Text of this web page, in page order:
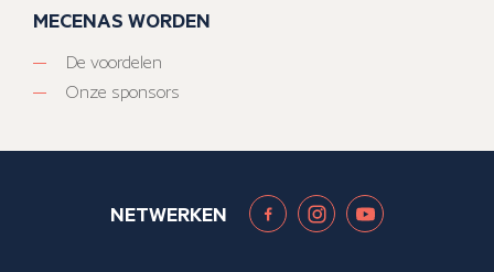
MECENAS WORDEN
De voordelen
Onze sponsors
NETWERKEN